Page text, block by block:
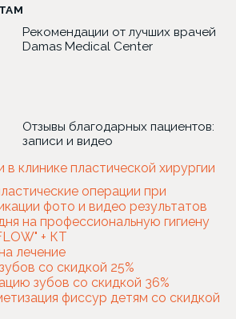
Рекомендации от лучших врачей
Damas Medical Center
Отзывы благодарных пациентов:
записи и видео
операции при
фото и видео результатов
на профессиональную гигиену
+ КТ
лечение
со скидкой 25%
зубов со скидкой 36%
фиссур детям со скидкой